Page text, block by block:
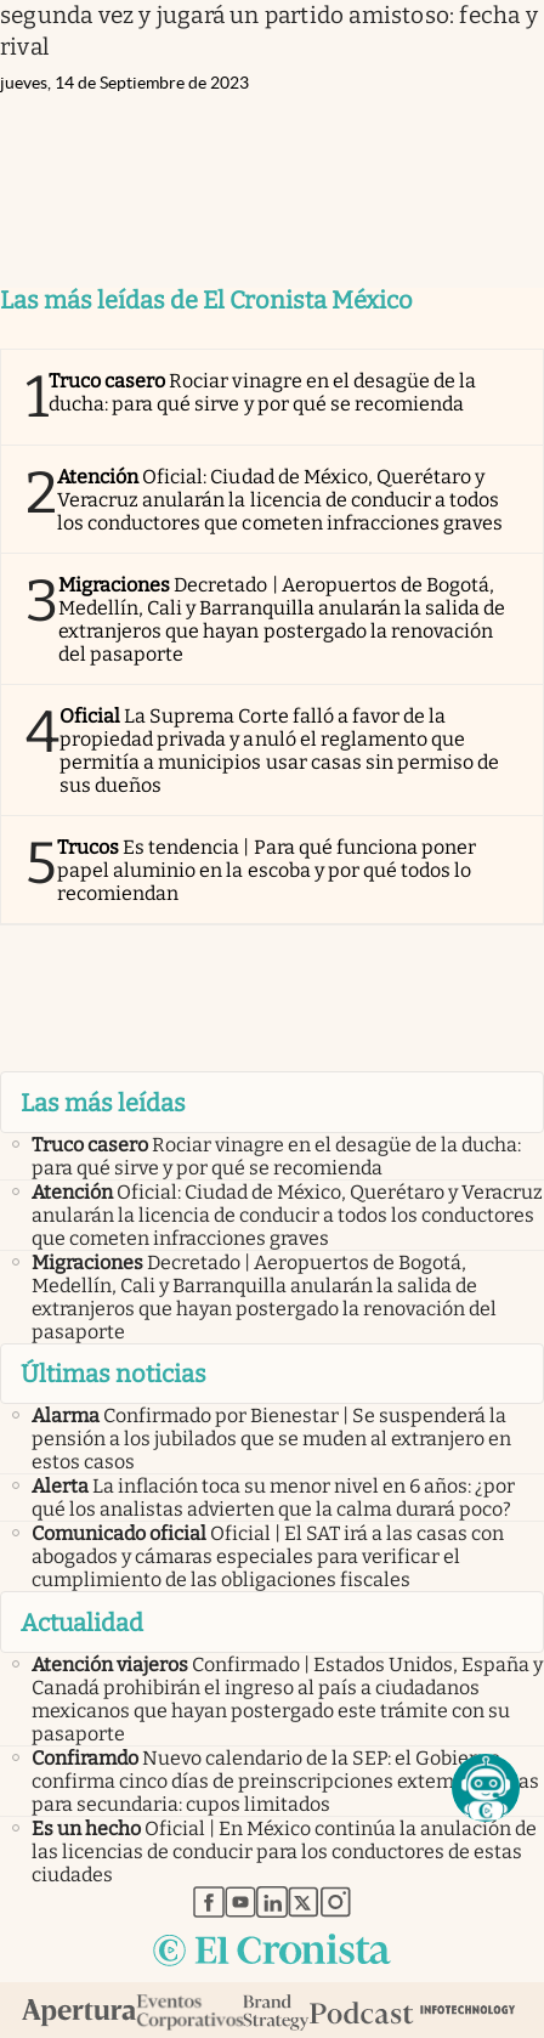
segunda vez y jugará un partido amistoso: fecha y
rival
jueves, 14 de Septiembre de 2023
Las más leídas de El Cronista México
1Truco caseroRociar vinagre en el desagüe de la
ducha: para qué sirve y por qué se recomienda
2AtenciónOficial: Ciudad de México, Querétaro y
Veracruz anularán la licencia de conducir a todos
los conductores que cometen infracciones graves
3MigracionesDecretado | Aeropuertos de Bogotá,
Medellín, Cali y Barranquilla anularán la salida de
extranjeros que hayan postergado la renovación
del pasaporte
4OficialLa Suprema Corte falló a favor de la
propiedad privada y anuló el reglamento que
permitía a municipios usar casas sin permiso de
sus dueños
5TrucosEs tendencia | Para qué funciona poner
papel aluminio en la escoba y por qué todos lo
recomiendan
Las más leídas
Truco caseroRociar vinagre en el desagüe de la ducha:
para qué sirve y por qué se recomienda
Atención Oficial: Ciudad de México, Querétaro y Veracruz
anularán la licencia de conducir a todos los conductores
que cometen infracciones graves
MigracionesDecretado | Aeropuertos de Bogotá,
Medellín, Cali y Barranquilla anularán la salida de
extranjeros que hayan postergado la renovación del
pasaporte
Últimas noticias
Alarma Confirmado por Bienestar | Se suspenderá la
pensión a los jubilados que se muden al extranjero en
estos casos
AlertaLa inflación toca su menor nivel en 6 años: ¿por
qué los analistas advierten que la calma durará poco?
Comunicado oficial Oficial | El SAT irá a las casas con
abogados y cámaras especiales para verificar el
cumplimiento de las obligaciones fiscales
Actualidad
Atención viajeros Confirmado | Estados Unidos, España y
Canadá prohibirán el ingreso al país a ciudadanos
mexicanos que hayan postergado este trámite con su
pasaporte
ConfiramdoNuevo calendario de la SEP: el Gobierno
confirma cinco días de preinscripciones extemporáneas
para secundaria: cupos limitados
Es un hecho Oficial | En México continúa la anulación de
las licencias de conducir para los conductores de estas
ciudades
abre en nueva pestaña
abre en nueva pestaña
abre en nueva pestaña
abre en nueva pestaña
abre en nueva pestaña